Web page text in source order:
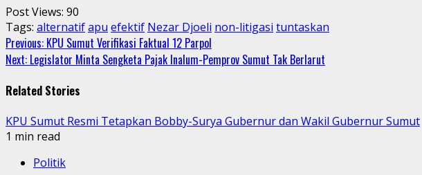
Post Views: 90
Tags: alternatifapu efektif Nezar Djoeli non-litigasi tuntaskan
Continue
Reading
Previous: KPU Sumut Verifikasi Faktual 12 Parpol
Next: Legislator Minta Sengketa Pajak Inalum-Pemprov Sumut Tak Berlarut
Related Stories
KPU Sumut Resmi Tetapkan Bobby-Surya Gubernur dan Wakil Gubernur Sumut
1 min read
Politik